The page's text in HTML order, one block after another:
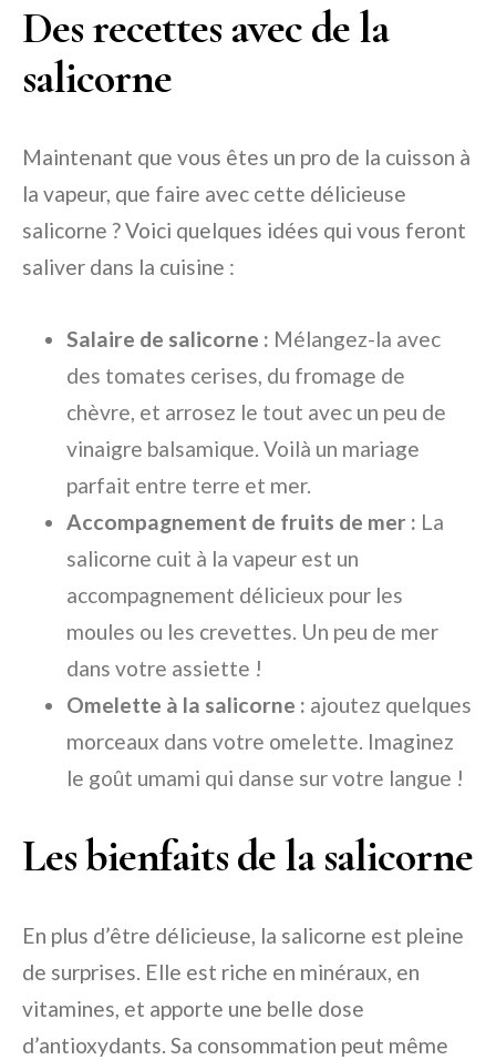
Des recettes avec de la
salicorne
Maintenant que vous êtes un pro de la cuisson à
la vapeur, que faire avec cette délicieuse
salicorne ? Voici quelques idées qui vous feront
saliver dans la cuisine :
Salaire de salicorne : Mélangez-la avec
des tomates cerises, du fromage de
chèvre, et arrosez le tout avec un peu de
vinaigre balsamique. Voilà un mariage
parfait entre terre et mer.
Accompagnement de fruits de mer : La
salicorne cuit à la vapeur est un
accompagnement délicieux pour les
moules ou les crevettes. Un peu de mer
dans votre assiette !
Omelette à la salicorne : ajoutez quelques
morceaux dans votre omelette. Imaginez
le goût umami qui danse sur votre langue !
Les bienfaits de la salicorne
En plus d’être délicieuse, la salicorne est pleine
de surprises. Elle est riche en minéraux, en
vitamines, et apporte une belle dose
d’antioxydants. Sa consommation peut même